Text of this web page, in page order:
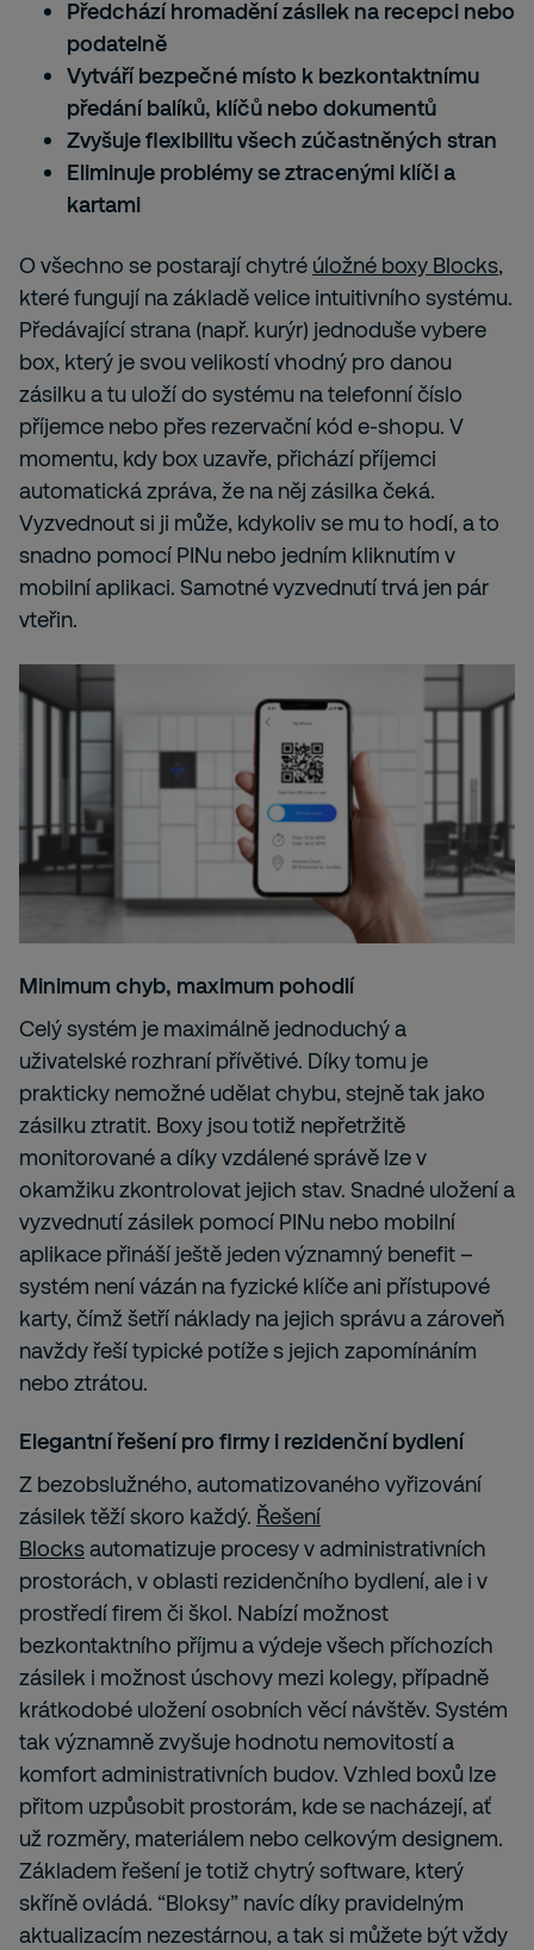
Předchází hromadění zásilek na recepci nebo
podatelně
Vytváří bezpečné místo k bezkontaktnímu
předání balíků, klíčů nebo dokumentů
Zvyšuje flexibilitu všech zúčastněných stran
Eliminuje problémy se ztracenými klíči a
kartami
O všechno se postarají chytré úložné boxy Blocks,
které fungují na základě velice intuitivního systému.
Předávající strana (např. kurýr) jednoduše vybere
box, který je svou velikostí vhodný pro danou
zásilku a tu uloží do systému na telefonní číslo
příjemce nebo přes rezervační kód e-shopu. V
momentu, kdy box uzavře, přichází příjemci
automatická zpráva, že na něj zásilka čeká.
Vyzvednout si ji může, kdykoliv se mu to hodí, a to
snadno pomocí PINu nebo jedním kliknutím v
mobilní aplikaci. Samotné vyzvednutí trvá jen pár
vteřin.
Minimum chyb, maximum pohodlí
Celý systém je maximálně jednoduchý a
uživatelské rozhraní přívětivé. Díky tomu je
prakticky nemožné udělat chybu, stejně tak jako
zásilku ztratit. Boxy jsou totiž nepřetržitě
monitorované a díky vzdálené správě lze v
okamžiku zkontrolovat jejich stav. Snadné uložení a
vyzvednutí zásilek pomocí PINu nebo mobilní
aplikace přináší ještě jeden významný benefit –
systém není vázán na fyzické klíče ani přístupové
karty, čímž šetří náklady na jejich správu a zároveň
navždy řeší typické potíže s jejich zapomínáním
nebo ztrátou.
Elegantní řešení pro firmy i rezidenční bydlení
Z bezobslužného, automatizovaného vyřizování
zásilek těží skoro každý. Řešení
Blocks automatizuje procesy v administrativních
prostorách, v oblasti rezidenčního bydlení, ale i v
prostředí firem či škol. Nabízí možnost
bezkontaktního příjmu a výdeje všech příchozích
zásilek i možnost úschovy mezi kolegy, případně
krátkodobé uložení osobních věcí návštěv. Systém
tak významně zvyšuje hodnotu nemovitostí a
komfort administrativních budov. Vzhled boxů lze
přitom uzpůsobit prostorám, kde se nacházejí, ať
už rozměry, materiálem nebo celkovým designem.
Základem řešení je totiž chytrý software, který
skříně ovládá. “Bloksy” navíc díky pravidelným
aktualizacím nezestárnou, a tak si můžete být vždy